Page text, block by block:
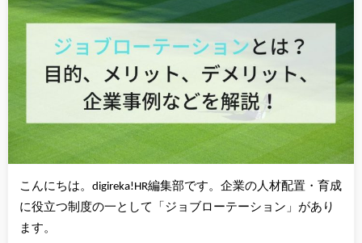
こんにちは。digireka!HR編集部です。企業の人材配置・育成
に役立つ制度の一として「ジョブローテーション」があり
ます。